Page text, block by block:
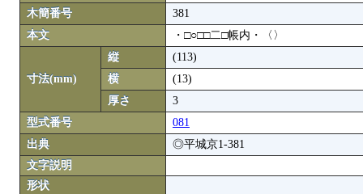
木簡番号
381
本文
・□○□□二□帳内・〈〉
寸法(mm)
縦
(113)
横
(13)
厚さ
3
型式番号
081
出典
◎平城京1-381
文字説明
形状